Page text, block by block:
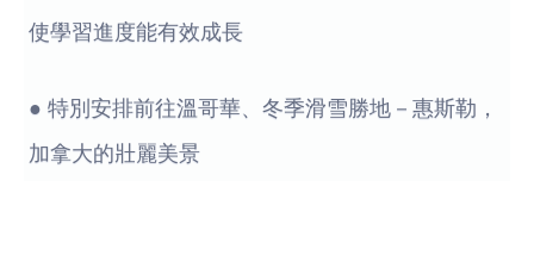
使學習進度能有效成長
● 特別安排前往溫哥華、冬季滑雪勝地－惠斯勒，
加拿大的壯麗美景